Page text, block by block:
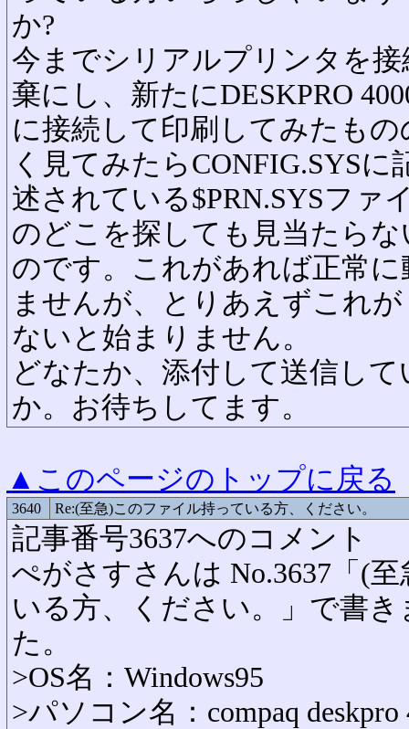
か?
今までシリアルプリンタを
棄にし、新たにDESKPRO
に接続して印刷してみたも
く見てみたらCONFIG.SYSに
述されている$PRN.SYSファ
のどこを探しても見当たらな
のです。これがあれば正常
ませんが、とりあえずこれが
ないと始まりません。
どなたか、添付して送信し
か。お待ちしてます。
▲このページのトップに戻る
3640 Re:(至急)このファイル持っている方、ください。
記事番号3637へのコメント
ぺがさすさんは No.3637「(
いる方、ください。」で書き
た。
>OS名：Windows95
>パソコン名：compaq deskpro